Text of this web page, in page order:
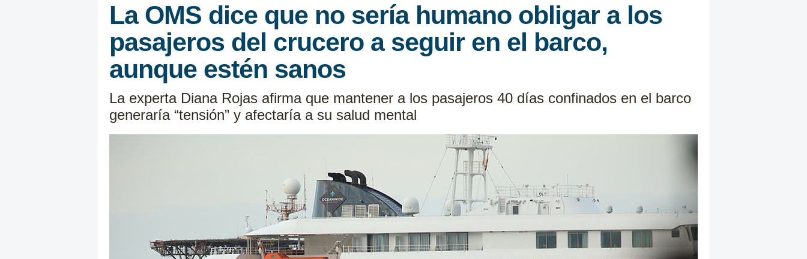
La OMS dice que no sería humano obligar a los
pasajeros del crucero a seguir en el barco,
aunque estén sanos
La experta Diana Rojas afirma que mantener a los pasajeros 40 días confinados en el barco
generaría “tensión” y afectaría a su salud mental